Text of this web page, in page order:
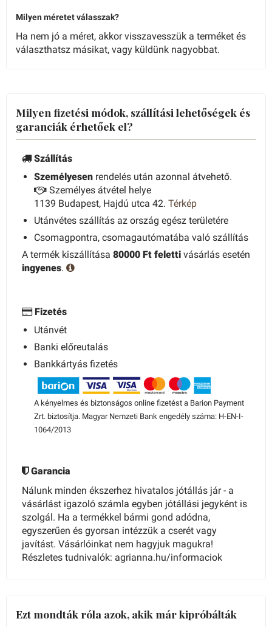
Milyen méretet válasszak?
Ha nem jó a méret, akkor visszavesszük a terméket és
választhatsz másikat, vagy küldünk nagyobbat.
Milyen fizetési módok, szállítási lehetőségek és
garanciák érhetőek el?
Szállítás
Személyesen rendelés után azonnal átvehető.
Személyes átvétel helye
1139 Budapest, Hajdú utca 42. Térkép
Utánvétes szállítás az ország egész területére
Csomagpontra, csomagautómatába való szállítás
A termék kiszállítása 80000 Ft feletti vásárlás esetén
ingyenes.
Fizetés
Utánvét
Banki előreutalás
Bankkártyás fizetés
A kényelmes és biztonságos online fizetést a Barion Payment
Zrt. biztosítja. Magyar Nemzeti Bank engedély száma: H-EN-I-
1064/2013
Garancia
Nálunk minden ékszerhez hivatalos jótállás jár - a
vásárlást igazoló számla egyben jótállási jegyként is
szolgál. Ha a termékkel bármi gond adódna,
egyszerűen és gyorsan intézzük a cserét vagy
javítást. Vásárlóinkat nem hagyjuk magukra!
Részletes tudnivalók: agrianna.hu/informaciok
Ezt mondták róla azok, akik már kipróbálták